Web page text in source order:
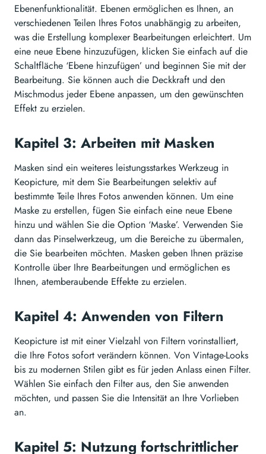
Ebenenfunktionalität. Ebenen ermöglichen es Ihnen, an
verschiedenen Teilen Ihres Fotos unabhängig zu arbeiten,
was die Erstellung komplexer Bearbeitungen erleichtert. Um
eine neue Ebene hinzuzufügen, klicken Sie einfach auf die
Schaltfläche ‘Ebene hinzufügen’ und beginnen Sie mit der
Bearbeitung. Sie können auch die Deckkraft und den
Mischmodus jeder Ebene anpassen, um den gewünschten
Effekt zu erzielen.
Kapitel 3: Arbeiten mit Masken
Masken sind ein weiteres leistungsstarkes Werkzeug in
Keopicture, mit dem Sie Bearbeitungen selektiv auf
bestimmte Teile Ihres Fotos anwenden können. Um eine
Maske zu erstellen, fügen Sie einfach eine neue Ebene
hinzu und wählen Sie die Option ‘Maske’. Verwenden Sie
dann das Pinselwerkzeug, um die Bereiche zu übermalen,
die Sie bearbeiten möchten. Masken geben Ihnen präzise
Kontrolle über Ihre Bearbeitungen und ermöglichen es
Ihnen, atemberaubende Effekte zu erzielen.
Kapitel 4: Anwenden von Filtern
Keopicture ist mit einer Vielzahl von Filtern vorinstalliert,
die Ihre Fotos sofort verändern können. Von Vintage-Looks
bis zu modernen Stilen gibt es für jeden Anlass einen Filter.
Wählen Sie einfach den Filter aus, den Sie anwenden
möchten, und passen Sie die Intensität an Ihre Vorlieben
an.
Kapitel 5: Nutzung fortschrittlicher